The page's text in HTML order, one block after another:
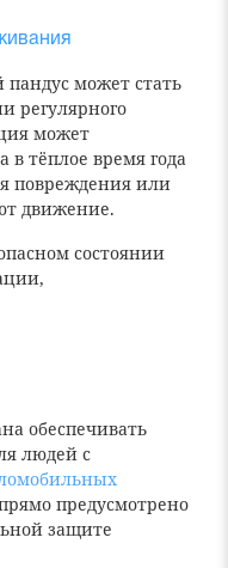
может стать
регулярного
может
в тёплое время года
повреждения или
движение.
состоянии
обеспечивать
людей с
предусмотрено
защите